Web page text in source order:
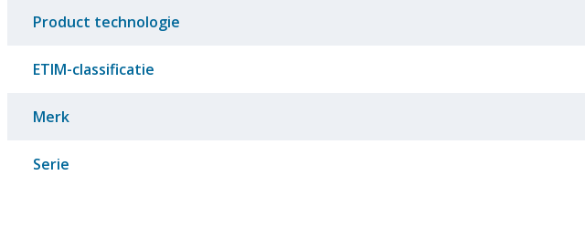
Product technologie
ETIM-classificatie
Merk
Serie